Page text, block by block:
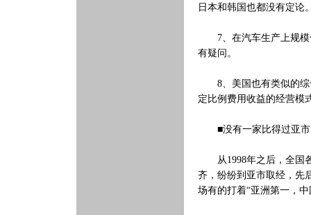
日本和韩国也都没有定论
7、在汽车生产上规模
有疑问。
8、美国也有类似的综
定比例费用收益的经营模
■没有一家比得过亚市
从1998年之后，全国各
齐，纷纷到亚市取经，先
场有的打着“亚洲第一，